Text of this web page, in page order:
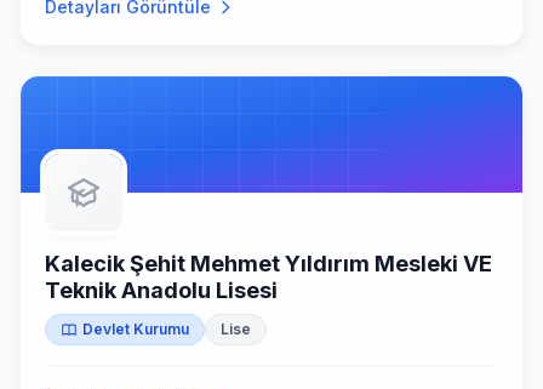
Detayları Görüntüle
Kalecik Şehit Mehmet Yıldırım Mesleki VE
Teknik Anadolu Lisesi
Devlet Kurumu Lise